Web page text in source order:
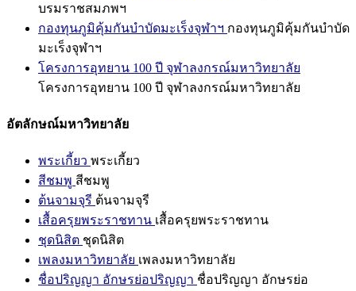
บรมราชสมภพฯ
กองทุนภูมิคุ้มกันบำบัดมะเร็งจุฬาฯ กองทุนภูมิคุ้มกันบำบัด
มะเร็งจุฬาฯ
โครงการอุทยาน 100 ปี จุฬาลงกรณ์มหาวิทยาลัย
โครงการอุทยาน 100 ปี จุฬาลงกรณ์มหาวิทยาลัย
อัตลักษณ์มหาวิทยาลัย
พระเกี้ยว พระเกี้ยว
สีชมพู สีชมพู
ต้นจามจุรี ต้นจามจุรี
เสื้อครุยพระราชทาน เสื้อครุยพระราชทาน
ชุดนิสิต ชุดนิสิต
เพลงมหาวิทยาลัย เพลงมหาวิทยาลัย
ชื่อปริญญา อักษรย่อปริญญา ชื่อปริญญา อักษรย่อ